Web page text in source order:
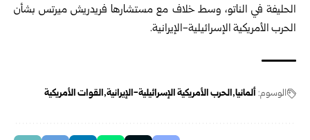
الحليفة في الناتو، وسط خلاف مع مستشارها فريدريش ميرتس بشأن
الحرب الأمريكية الإسرائيلية-الإيرانية.
الوسوم: ألمانيا الحرب الأمريكية الإسرائيلية-الإيرانية القوات الأمريكية